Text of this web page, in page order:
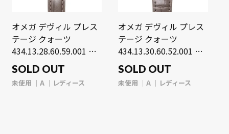
オメガ デヴィル プレス
テージ クォーツ
434.13.28.60.59.001 リ
ネンカラー/ダイヤモン
ド レディース 時計 【未
使用】【wristwatch】
SOLD OUT
未使用 A レディース
オメガ デヴィル プレス
テージ クォーツ
434.13.30.60.52.001 シ
ルバー/ダイヤモンド レ
ディース 時計 【未使
用】【wristwatch】
SOLD OUT
未使用 A レディース